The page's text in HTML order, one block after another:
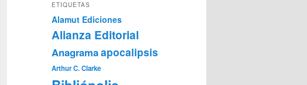
ETIQUETAS
Alamut Ediciones
Alianza Editorial
Anagramaapocalipsis
Arthur C. Clarke